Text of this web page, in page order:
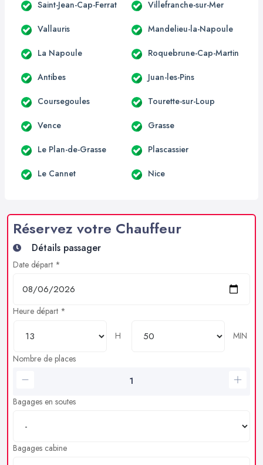
Saint-Jean-Cap-Ferrat Villefranche-sur-Mer
Vallauris Mandelieu-la-Napoule
La Napoule Roquebrune-Cap-Martin
Antibes Juan-les-Pins
Coursegoules Tourette-sur-Loup
Vence Grasse
Le Plan-de-Grasse Plascassier
Le Cannet Nice
Réservez votre Chauffeur
Détails passager
Date départ *
Heure départ *
H
MIN
Nombre de places
Bagages en soutes
Bagages cabine